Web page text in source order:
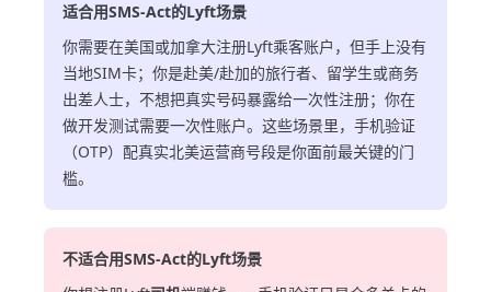
适合用SMS-Act的Lyft场景
你需要在美国或加拿大注册Lyft乘客账户，但手上没有
当地SIM卡；你是赴美/赴加的旅行者、留学生或商务
出差人士，不想把真实号码暴露给一次性注册；你在
做开发测试需要一次性账户。这些场景里，手机验证
（OTP）配真实北美运营商号段是你面前最关键的门
槛。
不适合用SMS-Act的Lyft场景